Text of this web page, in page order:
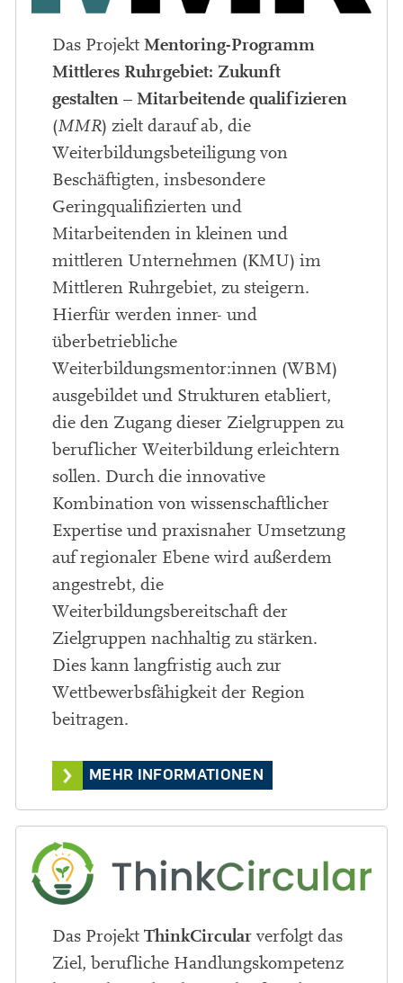
Das ProjektMentoring-Programm
Mittleres Ruhrgebiet: Zukunft
gestalten – Mitarbeitende qualifizieren
(MMR) zielt darauf ab, die
Weiterbildungsbeteiligung von
Beschäftigten, insbesondere
Geringqualifizierten und
Mitarbeitenden in kleinen und
mittleren Unternehmen (KMU) im
Mittleren Ruhrgebiet, zu steigern.
Hierfür werden inner- und
überbetriebliche
Weiterbildungsmentor:innen (WBM)
ausgebildet und Strukturen etabliert,
die den Zugang dieser Zielgruppen zu
beruflicher Weiterbildung erleichtern
sollen. Durch die innovative
Kombination von wissenschaftlicher
Expertise und praxisnaher Umsetzung
auf regionaler Ebene wird außerdem
angestrebt, die
Weiterbildungsbereitschaft der
Zielgruppen nachhaltig zu stärken.
Dies kann langfristig auch zur
Wettbewerbsfähigkeit der Region
beitragen.
MEHR INFORMATIONEN
Das ProjektThinkCircular verfolgt das
Ziel, berufliche Handlungskompetenz